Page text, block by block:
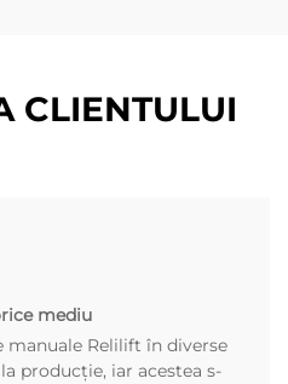
CLIENTULUI
mediu
Relilift în diverse
producție, iar acestea s-